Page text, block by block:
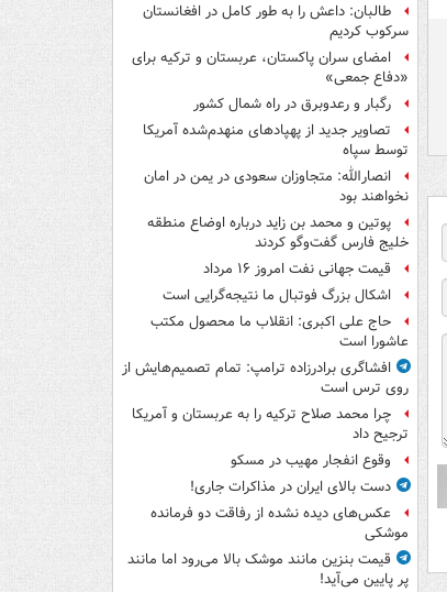
طالبان: داعش را به طور کامل در افغانستان
سرکوب کردیم
امضای سران پاکستان، عربستان و ترکیه برای
«دفاع جمعی»
رگبار و رعدوبرق در راه شمال کشور
تصاویر جدید از پهپادهای منهدم‌شده آمریکا
توسط سپاه
انصارالله: متجاوزان سعودی در یمن در امان
نخواهند بود
پوتین و محمد بن زاید درباره اوضاع منطقه
خلیج فارس گفت‌وگو کردند
قیمت جهانی نفت امروز ۱۶ مرداد
اشکال بزرگ فوتبال ما نتیجه‌گرایی است
حاج علی اکبری: انقلاب ما محصول مکتب
عاشورا است
افشاگری برادرزاده ترامپ: تمام تصمیم‌هایش از
روی ترس است
چرا محمد صلاح ترکیه را به عربستان و آمریکا
ترجیح داد
وقوع انفجار مهیب در مسکو
دست بالای ایران در مذاکرات جاری!
عکس‌های دیده نشده از رفاقت دو فرمانده‌
موشکی
قیمت بنزین مانند موشک بالا می‌رود اما مانند
پر پایین می‌آید!